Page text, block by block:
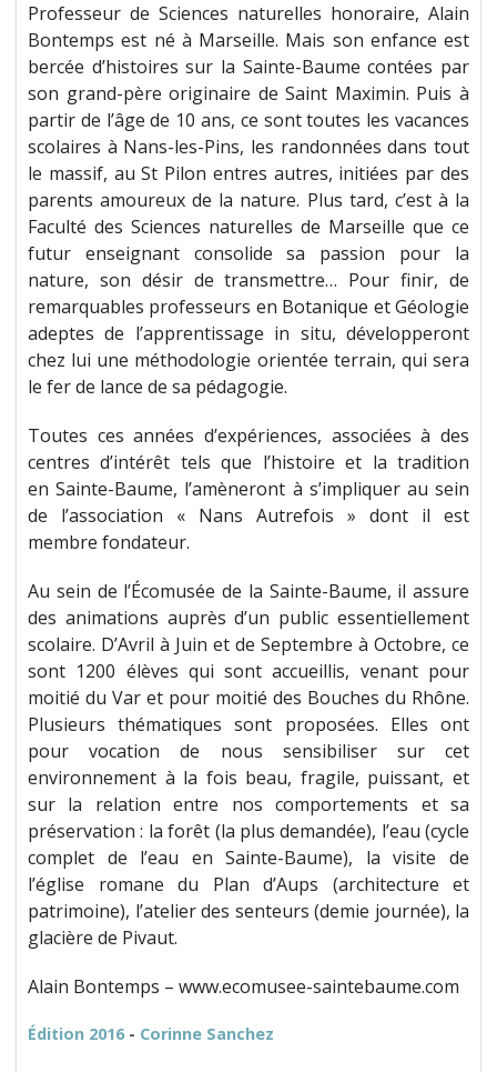
Professeur de Sciences naturelles honoraire, Alain
Bontemps est né à Marseille. Mais son enfance est
bercée d’histoires sur la Sainte-Baume contées par
son grand-père originaire de Saint Maximin. Puis à
partir de l’âge de 10 ans, ce sont toutes les vacances
scolaires à Nans-les-Pins, les randonnées dans tout
le massif, au St Pilon entres autres, initiées par des
parents amoureux de la nature. Plus tard, c’est à la
Faculté des Sciences naturelles de Marseille que ce
futur enseignant consolide sa passion pour la
nature, son désir de transmettre… Pour finir, de
remarquables professeurs en Botanique et Géologie
adeptes de l’apprentissage in situ, développeront
chez lui une méthodologie orientée terrain, qui sera
le fer de lance de sa pédagogie.
Toutes ces années d’expériences, associées à des
centres d’intérêt tels que l’histoire et la tradition
en Sainte-Baume, l’amèneront à s’impliquer au sein
de l’association « Nans Autrefois » dont il est
membre fondateur.
Au sein de l’Écomusée de la Sainte-Baume, il assure
des animations auprès d’un public essentiellement
scolaire. D’Avril à Juin et de Septembre à Octobre, ce
sont 1200 élèves qui sont accueillis, venant pour
moitié du Var et pour moitié des Bouches du Rhône.
Plusieurs thématiques sont proposées. Elles ont
pour vocation de nous sensibiliser sur cet
environnement à la fois beau, fragile, puissant, et
sur la relation entre nos comportements et sa
préservation : la forêt (la plus demandée), l’eau (cycle
complet de l’eau en Sainte-Baume), la visite de
l’église romane du Plan d’Aups (architecture et
patrimoine), l’atelier des senteurs (demie journée), la
glacière de Pivaut.
Alain Bontemps – www.ecomusee-saintebaume.com
Édition 2016 - Corinne Sanchez